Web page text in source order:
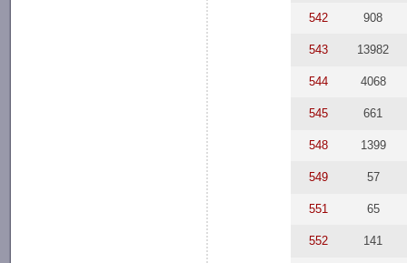
542 908
543 13982
544 4068
545 661
548 1399
549 57
551 65
552 141